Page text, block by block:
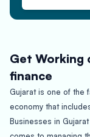
Get Working
finance
Gujarat is one of the
economy that
Businesses in